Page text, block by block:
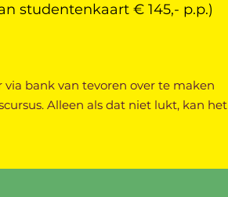
studentenkaart € 145,- p.p.)
bank van tevoren over te maken
Alleen als dat niet lukt, kan het